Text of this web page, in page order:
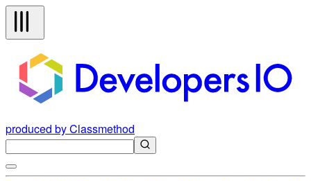
produced by Classmethod